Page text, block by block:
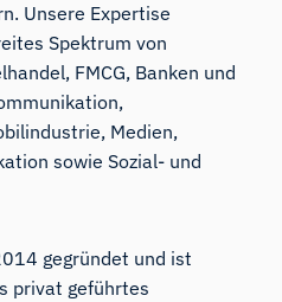
Unsere Expertise
Spektrum von
FMCG, Banken und
Medien,
sowie Sozial- und
gegründet und ist
privat geführtes